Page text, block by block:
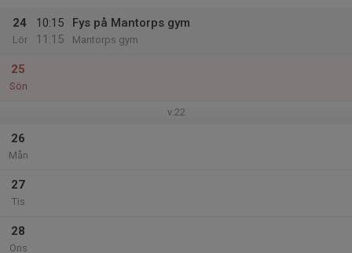
24
Lör
10:15
11:15
Fys på Mantorps gym
Mantorps gym
25
Sön
v.22
26
Mån
27
Tis
28
Ons